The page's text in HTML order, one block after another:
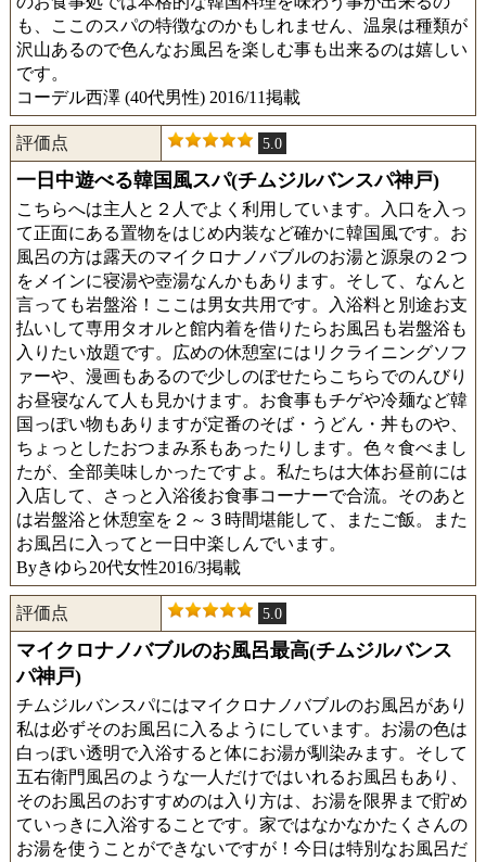
も、ここのスパの特徴なのかもしれません、温泉は種類が
沢山あるので色んなお風呂を楽しむ事も出来るのは嬉しい
です。
コーデル西澤 (40代男性) 2016/11掲載
評価点 5.0
一日中遊べる韓国風スパ(チムジルバンスパ神戸)
こちらへは主人と２人でよく利用しています。入口を入っ
て正面にある置物をはじめ内装など確かに韓国風です。お
風呂の方は露天のマイクロナノバブルのお湯と源泉の２つ
をメインに寝湯や壺湯なんかもあります。そして、なんと
言っても岩盤浴！ここは男女共用です。入浴料と別途お支
払いして専用タオルと館内着を借りたらお風呂も岩盤浴も
入りたい放題です。広めの休憩室にはリクライニングソフ
ァーや、漫画もあるので少しのぼせたらこちらでのんびり
お昼寝なんて人も見かけます。お食事もチゲや冷麺など韓
国っぽい物もありますが定番のそば・うどん・丼ものや、
ちょっとしたおつまみ系もあったりします。色々食べまし
たが、全部美味しかったですよ。私たちは大体お昼前には
入店して、さっと入浴後お食事コーナーで合流。そのあと
は岩盤浴と休憩室を２～３時間堪能して、またご飯。また
お風呂に入ってと一日中楽しんでいます。
Byきゆら20代女性2016/3掲載
評価点 5.0
マイクロナノバブルのお風呂最高(チムジルバンス
パ神戸)
チムジルバンスパにはマイクロナノバブルのお風呂があり
私は必ずそのお風呂に入るようにしています。お湯の色は
白っぽい透明で入浴すると体にお湯が馴染みます。そして
五右衛門風呂のような一人だけではいれるお風呂もあり、
そのお風呂のおすすめのは入り方は、お湯を限界まで貯め
ていっきに入浴することです。家ではなかなかたくさんの
お湯を使うことができないですが！今日は特別なお風呂だ